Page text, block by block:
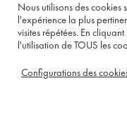
Nous utilisons des cookies
l'expérience la plus
visites répétées. En
l'utilisation de TOUS les
Configurations des